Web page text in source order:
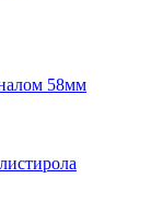
58мм